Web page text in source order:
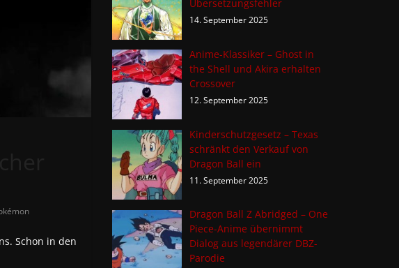
Schon in den
Übersetzungsfehler
14. September 2025
Anime-Klassiker – Ghost in
the Shell und Akira erhalten
Crossover
12. September 2025
Kinderschutzgesetz – Texas
schränkt den Verkauf von
Dragon Ball ein
11. September 2025
Dragon Ball Z Abridged – One
Piece-Anime übernimmt
Dialog aus legendärer DBZ-
Parodie